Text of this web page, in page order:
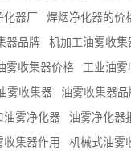
化器厂 焊烟净化器的价
器品牌 机加工油雾收集
雾收集器价格 工业油雾
雾收集器 油雾收集器品
油雾净化器 油雾净化器
收集器作用 机械式油雾